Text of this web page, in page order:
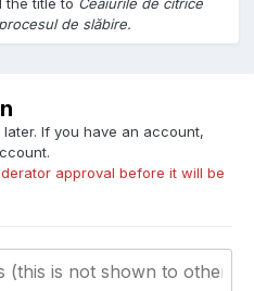
the title to Ceaiurile de citrice
de slăbire.
If you have an account,
approval before it will be